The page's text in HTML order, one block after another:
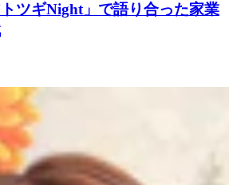
ツギNight」で語り合った家業